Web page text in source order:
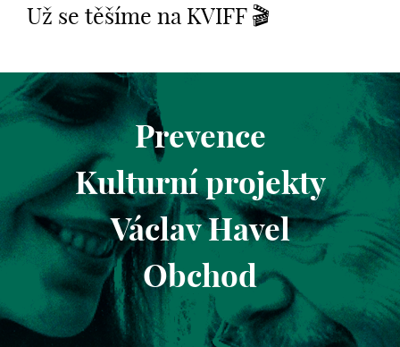
Už se těšíme na KVIFF 🎬
Prevence
Kulturní projekty
Václav Havel
Obchod